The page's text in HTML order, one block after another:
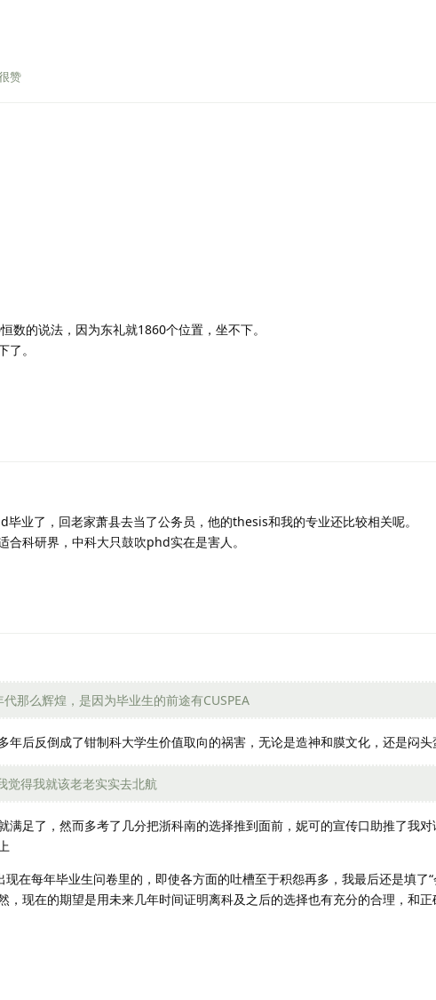
赞
数的说法，因为东礼就1860个位置，坐不下。
。
业了，回老家萧县去当了公务员，他的thesis和我的专业还比较相关呢。
科研界，中科大只鼓吹phd实在是害人。
那么辉煌，是因为毕业生的前途有CUSPEA
年后反倒成了钳制科大学生价值取向的祸害，无论是造神和膜文化，还是闷
觉得我就该老老实实去北航
满足了，然而多考了几分把浙科南的选择推到面前，妮可的宣传口助推了我
在每年毕业生问卷里的，即使各方面的吐槽至于积怨再多，我最后还是填了
现在的期望是用未来几年时间证明离科及之后的选择也有充分的合理，和